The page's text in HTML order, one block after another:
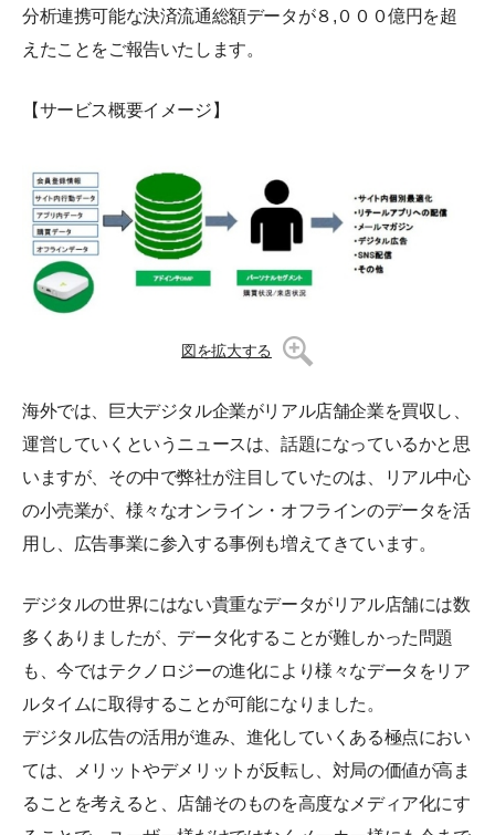
分析連携可能な決済流通総額データが８,０００億円を超
えたことをご報告いたします。
【サービス概要イメージ】
図を拡大する
海外では、巨大デジタル企業がリアル店舗企業を買収し、
運営していくというニュースは、話題になっているかと思
いますが、その中で弊社が注目していたのは、リアル中心
の小売業が、様々なオンライン・オフラインのデータを活
用し、広告事業に参入する事例も増えてきています。
デジタルの世界にはない貴重なデータがリアル店舗には数
多くありましたが、データ化することが難しかった問題
も、今ではテクノロジーの進化により様々なデータをリア
ルタイムに取得することが可能になりました。
デジタル広告の活用が進み、進化していくある極点におい
ては、メリットやデメリットが反転し、対局の価値が高ま
ることを考えると、店舗そのものを高度なメディア化にす